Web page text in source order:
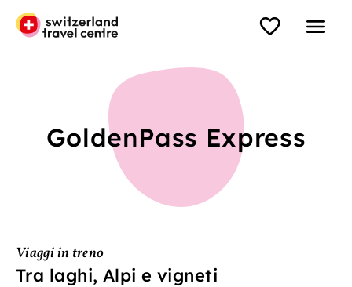
GoldenPass Express
Viaggi in treno
Tra laghi, Alpi e vigneti